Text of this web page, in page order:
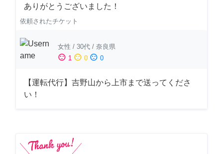
ありがとうございました！
依頼されたチケット
女性 / 30代 / 奈良県
sentiment_satisfied 1 sentiment_neutral 0 sentiment_dissatisfied 0
【運転代行】吉野山から上市まで送ってくださ
い！